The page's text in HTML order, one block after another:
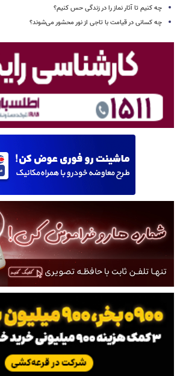
چه کنیم تا آثار نماز را در زندگی حس کنیم؟
چه کسانی در قیامت با تاجی از نور محشور می‌شوند؟